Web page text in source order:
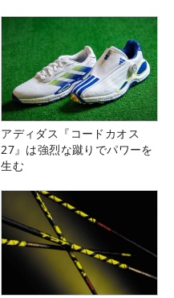
アディダス『コードカオス
27』は強烈な蹴りでパワーを
生む